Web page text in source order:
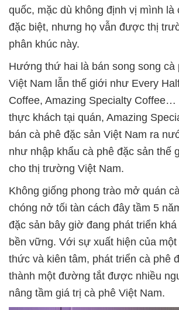
quốc, mặc dù không định vị mình là
đặc biệt, nhưng họ vẫn được thị
phân khúc này.
Hướng thứ hai là bán song song cà
Việt Nam lẫn thế giới như Every
Coffee, Amazing Specialty Coffee…
thực khách tại quán, Amazing
bán cà phê đặc sản Việt Nam ra
như nhập khẩu cà phê đặc sản thế
cho thị trường Việt Nam.
Không giống phong trào mở quán
chóng nở tối tàn cách đây tầm 5
đặc sản bây giờ đang phát triển
bền vững. Với sự xuất hiện của
thức và kiên tâm, phát triển cà phê
thành một đường tắt được nhiều
nâng tầm giá trị cà phê Việt Nam.